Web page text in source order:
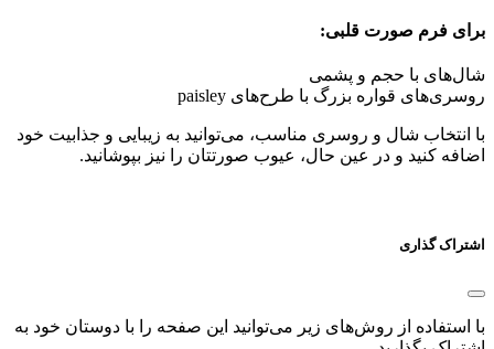
برای فرم صورت قلبی:
شال‌های با حجم و پشمی
روسری‌های قواره بزرگ با طرح‌های paisley
با انتخاب شال و روسری مناسب، می‌توانید به زیبایی و جذابیت خود
اضافه کنید و در عین حال، عیوب صورتتان را نیز بپوشانید.
اشتراک گذاری
با استفاده از روش‌های زیر می‌توانید این صفحه را با دوستان خود به